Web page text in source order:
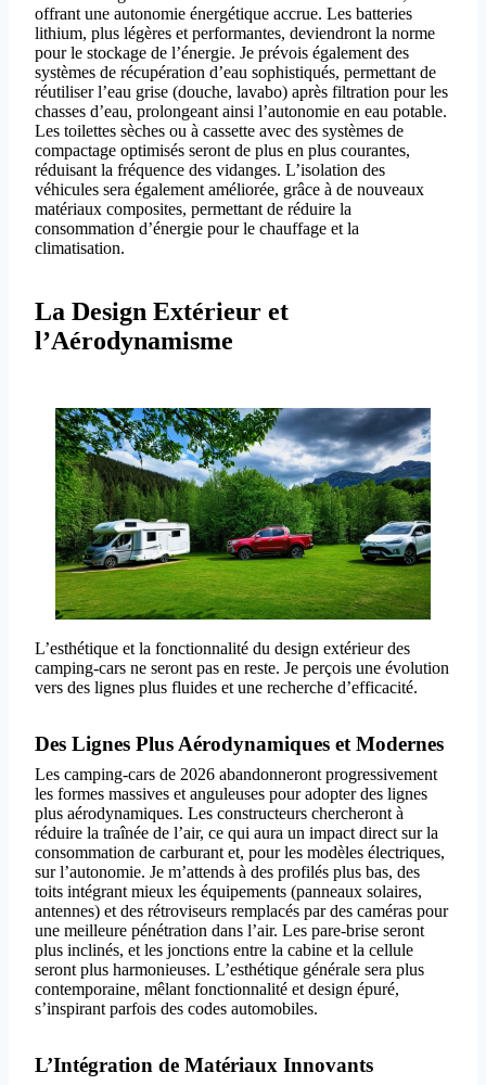
offrant une autonomie énergétique accrue. Les batteries
lithium, plus légères et performantes, deviendront la norme
pour le stockage de l’énergie. Je prévois également des
systèmes de récupération d’eau sophistiqués, permettant de
réutiliser l’eau grise (douche, lavabo) après filtration pour les
chasses d’eau, prolongeant ainsi l’autonomie en eau potable.
Les toilettes sèches ou à cassette avec des systèmes de
compactage optimisés seront de plus en plus courantes,
réduisant la fréquence des vidanges. L’isolation des
véhicules sera également améliorée, grâce à de nouveaux
matériaux composites, permettant de réduire la
consommation d’énergie pour le chauffage et la
climatisation.
La Design Extérieur et
l’Aérodynamisme
L’esthétique et la fonctionnalité du design extérieur des
camping-cars ne seront pas en reste. Je perçois une évolution
vers des lignes plus fluides et une recherche d’efficacité.
Des Lignes Plus Aérodynamiques et Modernes
Les camping-cars de 2026 abandonneront progressivement
les formes massives et anguleuses pour adopter des lignes
plus aérodynamiques. Les constructeurs chercheront à
réduire la traînée de l’air, ce qui aura un impact direct sur la
consommation de carburant et, pour les modèles électriques,
sur l’autonomie. Je m’attends à des profilés plus bas, des
toits intégrant mieux les équipements (panneaux solaires,
antennes) et des rétroviseurs remplacés par des caméras pour
une meilleure pénétration dans l’air. Les pare-brise seront
plus inclinés, et les jonctions entre la cabine et la cellule
seront plus harmonieuses. L’esthétique générale sera plus
contemporaine, mêlant fonctionnalité et design épuré,
s’inspirant parfois des codes automobiles.
L’Intégration de Matériaux Innovants